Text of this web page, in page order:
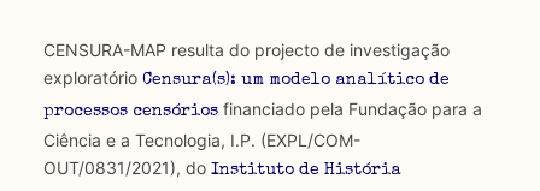
CENSURA-MAP resulta do projecto de investigação
exploratório Censura(s): um modelo analítico de
processos censóriosfinanciado pela Fundação para a
Ciência e a Tecnologia, I.P. (EXPL/COM-
OUT/0831/2021), do Instituto de História